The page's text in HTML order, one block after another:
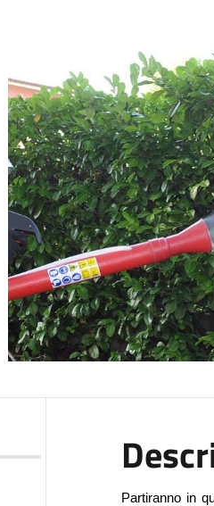
Partiranno in